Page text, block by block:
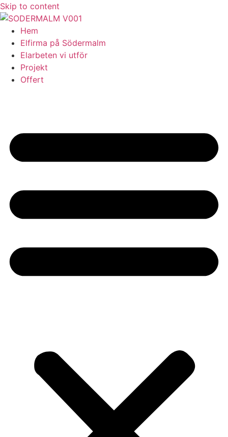
Skip to content
Hem
Elfirma på Södermalm
Elarbeten vi utför
Projekt
Offert